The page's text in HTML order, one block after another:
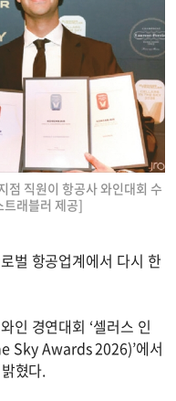
점 직원이 항공사 와인대회 수
트래블러 제공]
벌 항공업계에서 다시 한
인 경연대회 ‘셀러스 인
Sky Awards 2026)’에서
혔다.